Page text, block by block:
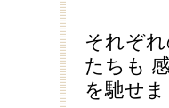
それぞ
たちも
を馳せま